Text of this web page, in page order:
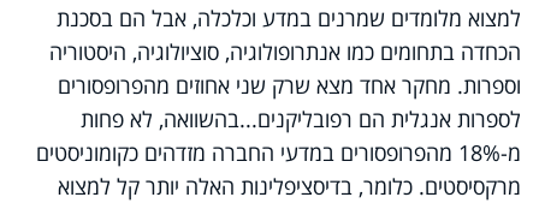
למצוא מלומדים שמרנים במדע וכלכלה, אבל הם בסכנת
הכחדה בתחומים כמו אנתרופולוגיה, סוציולוגיה, היסטוריה
וספרות. מחקר אחד מצא שרק שני אחוזים מהפרופסורים
לספרות אנגלית הם רפובליקנים...בהשוואה, לא פחות
מ-18% מהפרופסורים במדעי החברה מזדהים כקומוניסטים
מרקסיסטים. כלומר, בדיסציפלינות האלה יותר קל למצוא